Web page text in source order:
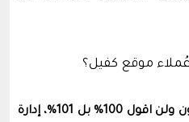
موقع كفيل؟
خدمة العملاء على أروع ما يكون ولن اقول 100% بل 101%، إدارة